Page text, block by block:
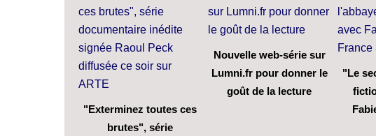
"Exterminez toutes ces
brutes", série
Nouvelle web-série sur
Lumni.fr pour donner le
goût de la lecture
"Le